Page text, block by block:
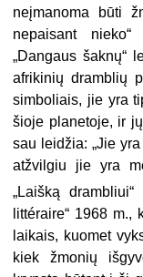
neįmanoma būti
nepaisant nieko“
„Dangaus šaknų“
afrikinių dramblių
simboliais, jie yra
šioje planetoje, ir
sau leidžia: „Jie
atžvilgiu jie yra
„Laišką
littéraire“ 1968
laikais, kuomet
kiek žmonių